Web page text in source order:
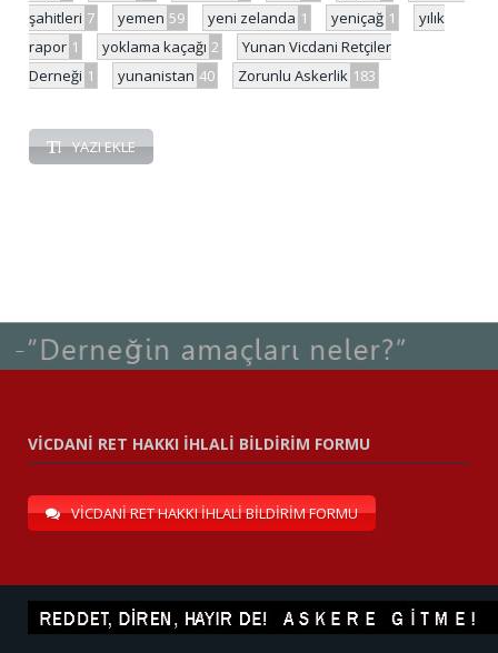
şahitleri 7 yemen 59 yeni zelanda 1 yeniçağ 1
yılık
rapor 1 yoklama kaçağı 2
Yunan Vicdani Retçiler
Derneği 1 yunanistan 40 Zorunlu Askerlik 183
YAZI EKLE
VİCDANİ RET HAKKI İHLALİ BİLDİRİM FORMU
VİCDANİ RET HAKKI İHLALİ BİLDİRİM FORMU